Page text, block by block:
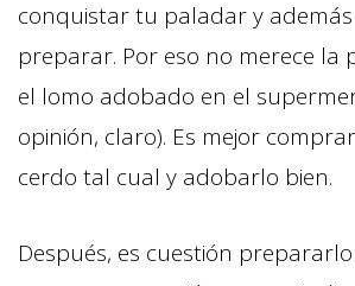
conquistar tu paladar y
preparar. Por eso no merece la
el lomo adobado en el
opinión, claro). Es mejor
cerdo tal cual y adobarlo bien.
Después, es cuestión